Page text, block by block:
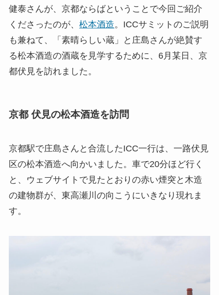
健泰さんが、京都ならばということで今回ご紹介
くださったのが、 松本酒造。ICCサミットのご説明
も兼ねて、「素晴らしい蔵」と庄島さんが絶賛す
る松本酒造の酒蔵を見学するために、6月某日、京
都伏見を訪れました。
京都 伏見の松本酒造を訪問
京都駅で庄島さんと合流したICC一行は、一路伏見
区の松本酒造へ向かいました。車で20分ほど行く
と、ウェブサイトで見たとおりの赤い煙突と木造
の建物群が、東高瀬川の向こうにいきなり現れま
す。